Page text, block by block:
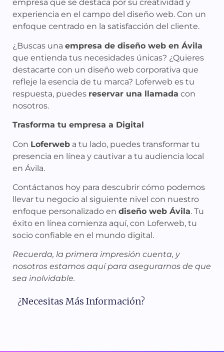
empresa que se destaca por su creatividad y
experiencia en el campo del diseño web. Con un
enfoque centrado en la satisfacción del cliente.
¿Buscas una empresa de diseño web en Ávila
que entienda tus necesidades únicas? ¿Quieres
destacarte con un diseño web corporativa que
refleje la esencia de tu marca? Loferweb es tu
respuesta, puedes reservar una llamada con
nosotros.
Trasforma tu empresa a Digital
Con Loferweb a tu lado, puedes transformar tu
presencia en línea y cautivar a tu audiencia local
en Ávila.
Contáctanos hoy para descubrir cómo podemos
llevar tu negocio al siguiente nivel con nuestro
enfoque personalizado en diseño web Ávila. Tu
éxito en línea comienza aquí, con Loferweb, tu
socio confiable en el mundo digital.
Recuerda, la primera impresión cuenta, y
nosotros estamos aquí para asegurarnos de que
sea inolvidable.
¿Necesitas Más Información?